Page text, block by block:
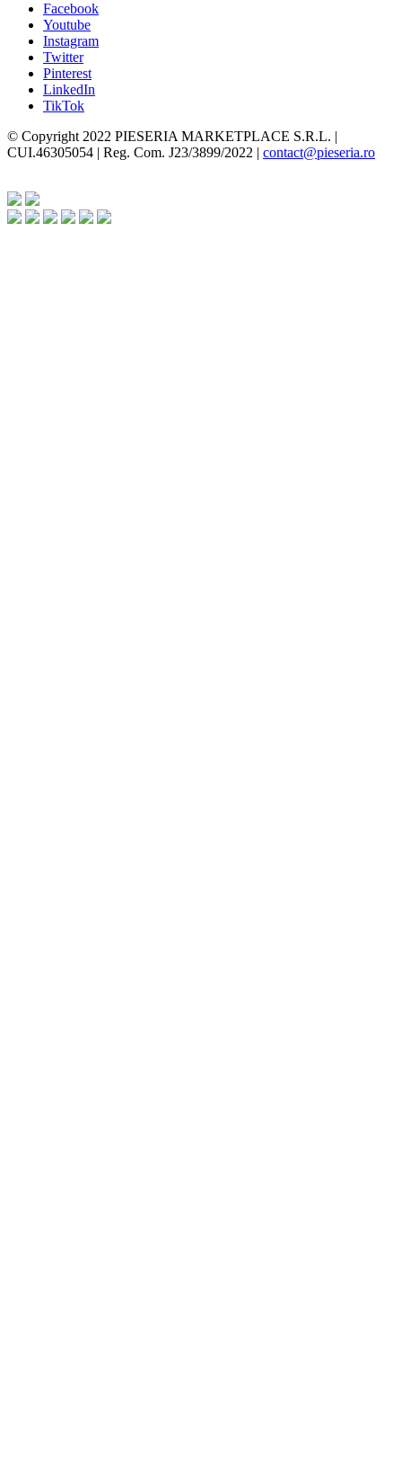
Facebook
Youtube
Instagram
Twitter
Pinterest
LinkedIn
TikTok
© Copyright 2022 PIESERIA MARKETPLACE S.R.L. |
CUI.46305054 | Reg. Com. J23/3899/2022 | contact@pieseria.ro